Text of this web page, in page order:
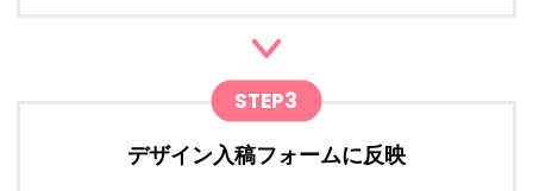
STEP3
デザイン入稿フォームに反映